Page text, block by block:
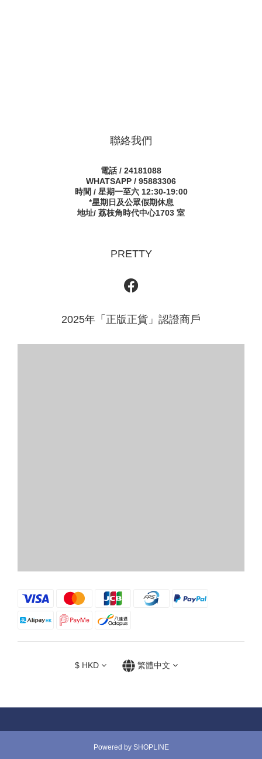
聯絡我們
電話 / 24181088
WHATSAPP / 95883306
時間 / 星期一至六 12:30-19:00
*星期日及公眾假期休息
地址/ 荔枝角時代中心1703 室
PRETTY
2025年「正版正貨」認證商戶
$ HKD 繁體中文
Powered by SHOPLINE